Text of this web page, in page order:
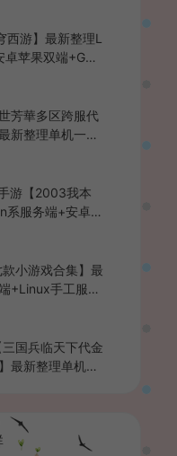
游】最新整理L
苹果双端+GM
芳華多区跨服代
新整理单机一键
教程
游【2003我本
系服务端+安卓苹
小游戏合集】最
+Linux手工服务
国兵临天下代金
最新整理单机一
频教程